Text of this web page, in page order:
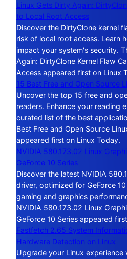
Linux Gets Dirty Again:
to Local Root Access
Discover the DirtyClone kernel
risk of local root access. Learn
impact your system's security.
Again: DirtyClone Kernel Flaw
Access appeared first on Linux
15 Best Free and Open Source
Uncover the top 15 free and
readers. Enhance your reading
curated list of the best
Best Free and Open Source
appeared first on Linux Today.
NVIDIA 580.173.02 Linux
GeForce 10 Series
Discover the latest NVIDIA
driver, optimized for GeForce
gaming and graphics
NVIDIA 580.173.02 Linux
GeForce 10 Series appeared
Fastfetch 2.65 System
Hardware Detection on Linux
Upgrade your Linux